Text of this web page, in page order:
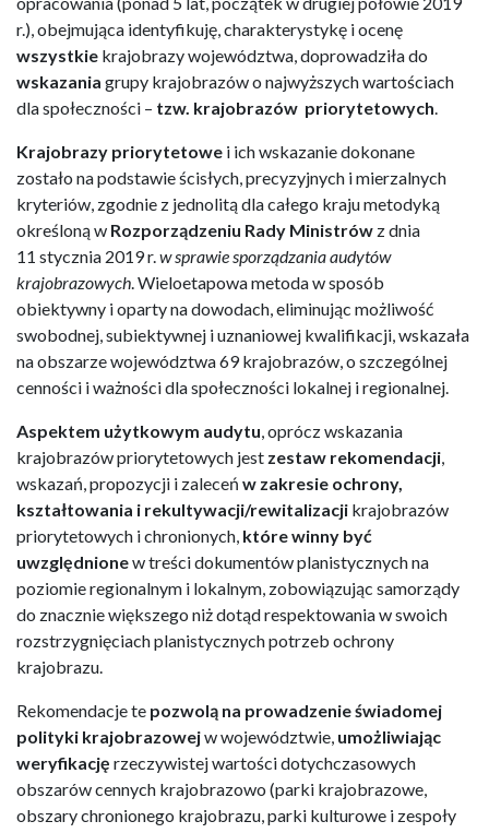
r.), obejmująca identyfikuję, charakterystykę i ocenę
wszystkie krajobrazy województwa, doprowadziła do
wskazania grupy krajobrazów o najwyższych wartościach
dla społeczności – tzw. krajobrazów priorytetowych.
Krajobrazy priorytetowe i ich wskazanie dokonane
zostało na podstawie ścisłych, precyzyjnych i mierzalnych
kryteriów, zgodnie z jednolitą dla całego kraju metodyką
określoną w Rozporządzeniu Rady Ministrów z dnia
11 stycznia 2019 r.w sprawie sporządzania audytów
krajobrazowych. Wieloetapowa metoda w sposób
obiektywny i oparty na dowodach, eliminując możliwość
swobodnej, subiektywnej i uznaniowej kwalifikacji, wskazała
na obszarze województwa 69 krajobrazów, o szczególnej
cenności i ważności dla społeczności lokalnej i regionalnej.
Aspektem użytkowym audytu, oprócz wskazania
krajobrazów priorytetowych jest zestaw rekomendacji,
wskazań, propozycji i zaleceń w zakresie ochrony,
kształtowania i rekultywacji/rewitalizacji krajobrazów
priorytetowych i chronionych, które winny być
uwzględnionew treści dokumentów planistycznych na
poziomie regionalnym i lokalnym, zobowiązując samorządy
do znacznie większego niż dotąd respektowania w swoich
rozstrzygnięciach planistycznych potrzeb ochrony
krajobrazu.
Rekomendacje te pozwolą na prowadzenie świadomej
polityki krajobrazowejw województwie, umożliwiając
weryfikację rzeczywistej wartości dotychczasowych
obszarów cennych krajobrazowo (parki krajobrazowe,
obszary chronionego krajobrazu, parki kulturowe i zespoły